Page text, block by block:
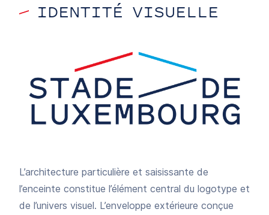
IDENTITÉ VISUELLE
L’architecture particulière et saisissante de
l’enceinte constitue l’élément central du logotype et
de l’univers visuel. L’enveloppe extérieure conçue